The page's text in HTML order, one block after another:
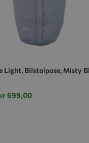
Light, Bilstolpose, Misty
699,00